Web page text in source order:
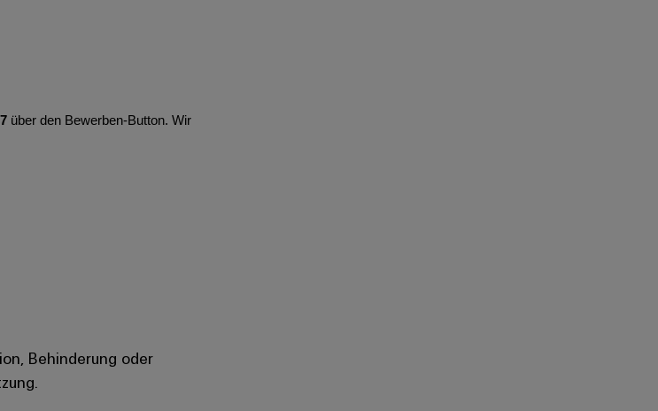
über den Bewerben-Button. Wir
Behinderung oder